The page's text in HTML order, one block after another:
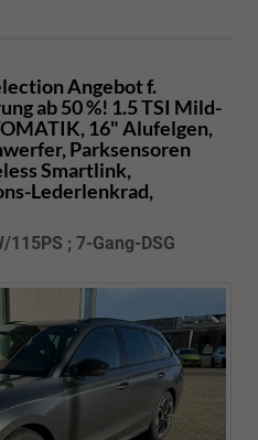
Angebot f.
ab 50 %! 1.5 TSI Mild-
16" Alufelgen,
Parksensoren
Smartlink,
Lederlenkrad,
; 7-Gang-DSG